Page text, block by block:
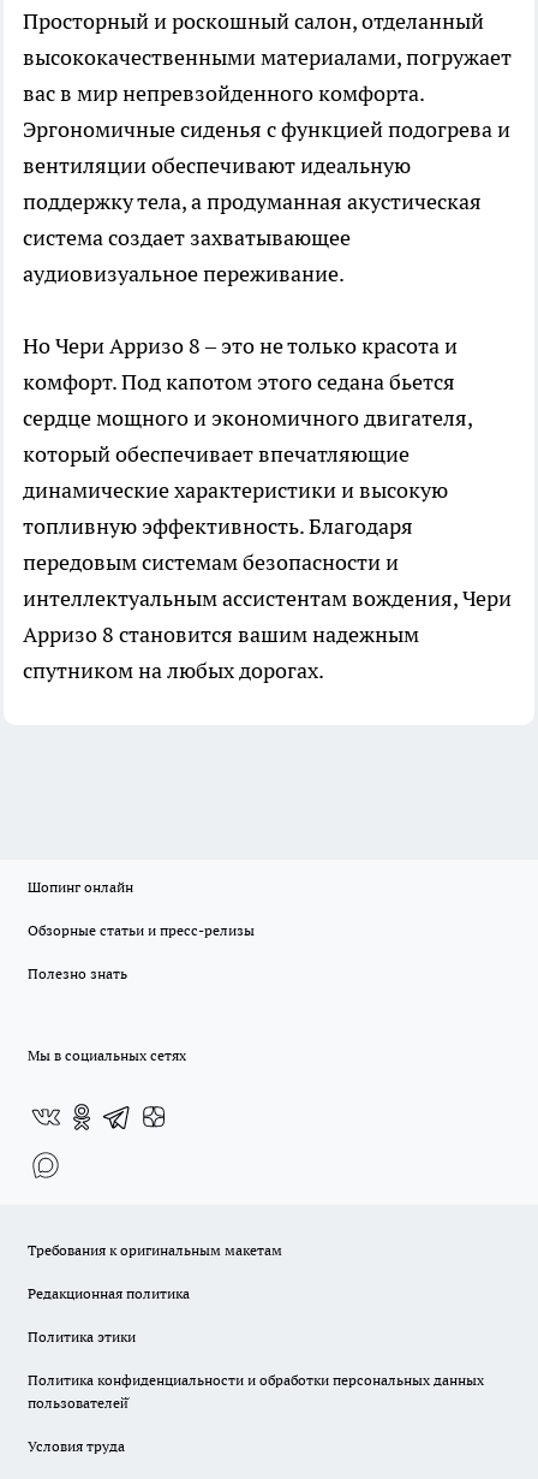
Просторный и роскошный салон, отделанный
высококачественными материалами, погружает
вас в мир непревзойденного комфорта.
Эргономичные сиденья с функцией подогрева и
вентиляции обеспечивают идеальную
поддержку тела, а продуманная акустическая
система создает захватывающее
аудиовизуальное переживание.
НоЧери Арризо 8– это не только красота и
комфорт. Под капотом этого седана бьется
сердце мощного и экономичного двигателя,
который обеспечивает впечатляющие
динамические характеристики и высокую
топливную эффективность. Благодаря
передовым системам безопасности и
интеллектуальным ассистентам вождения, Чери
Арризо 8 становится вашим надежным
спутником на любых дорогах.
Шопинг онлайн
Обзорные статьи и пресс-релизы
Полезно знать
Мы в социальных сетях
Требования к оригинальным макетам
Редакционная политика
Политика этики
Политика конфиденциальности и обработки персональных данных
пользователей̆
Условия труда